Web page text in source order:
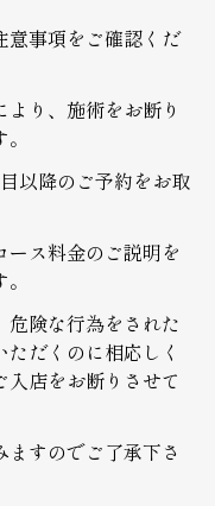
意事項をご確認くだ
り、施術をお断り
以降のご予約をお取
ース料金のご説明を
険な行為をされた
だくのに相応しく
店をお断りさせて
すのでご了承下さ